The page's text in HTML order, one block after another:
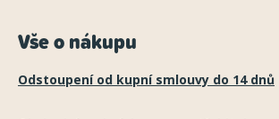
Vše o nákupu
Odstoupení od kupní smlouvy do 14 dnů